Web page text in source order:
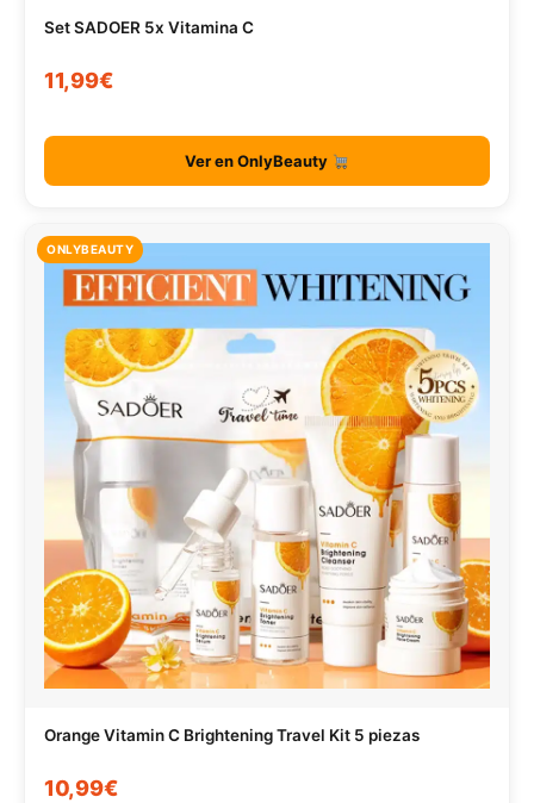
Set SADOER 5x Vitamina C
11,99€
Ver en OnlyBeauty
ONLYBEAUTY
Orange Vitamin C Brightening Travel Kit 5 piezas
10,99€